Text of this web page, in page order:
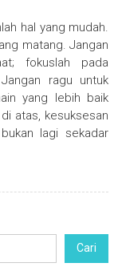
hal yang mudah.
matang. Jangan
fokuslah pada
ragu untuk
yang lebih baik
atas, kesuksesan
lagi sekadar
Cari